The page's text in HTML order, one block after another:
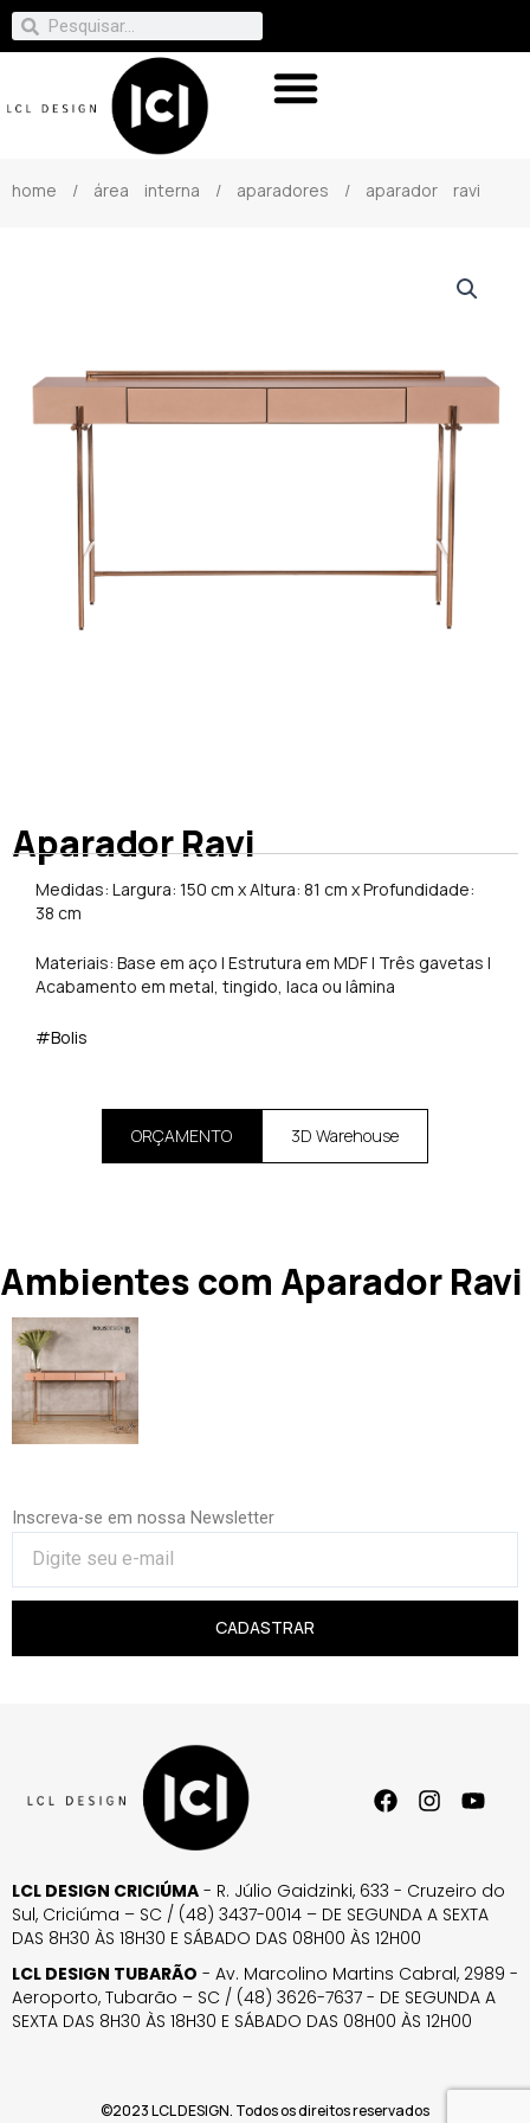
home / área interna / aparadores / aparador ravi
Aparador Ravi
Medidas: Largura: 150 cm x Altura: 81 cm x Profundidade:
38 cm
Materiais: Base em aço | Estrutura em MDF | Três gavetas |
Acabamento em metal, tingido, laca ou lâmina
#Bolis
ORÇAMENTO 3D Warehouse
Ambientes com Aparador Ravi
Inscreva-se em nossa Newsletter
CADASTRAR
LCL DESIGN CRICIÚMA - R. Júlio Gaidzinki, 633 - Cruzeiro do
Sul, Criciúma – SC / (48) 3437-0014 – DE SEGUNDA A SEXTA
DAS 8H30 ÀS 18H30 E SÁBADO DAS 08H00 ÀS 12H00
LCL DESIGN TUBARÃO - Av. Marcolino Martins Cabral, 2989 -
Aeroporto, Tubarão – SC / (48) 3626-7637 - DE SEGUNDA A
SEXTA DAS 8H30 ÀS 18H30 E SÁBADO DAS 08H00 ÀS 12H00
©2023 LCL DESIGN. Todos os direitos reservados